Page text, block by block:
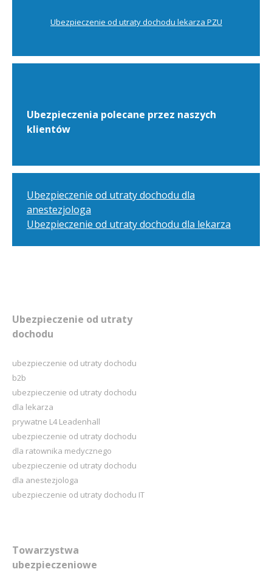
Ubezpieczenie od utraty dochodu lekarza PZU
Ubezpieczenia polecane przez naszych
klientów
Ubezpieczenie od utraty dochodu dla
anestezjologa
Ubezpieczenie od utraty dochodu dla lekarza
Ubezpieczenie od utraty
dochodu
ubezpieczenie od utraty dochodu
b2b
ubezpieczenie od utraty dochodu
dla lekarza
prywatne L4 Leadenhall
ubezpieczenie od utraty dochodu
dla ratownika medycznego
ubezpieczenie od utraty dochodu
dla anestezjologa
ubezpieczenie od utraty dochodu IT
Towarzystwa
ubezpieczeniowe